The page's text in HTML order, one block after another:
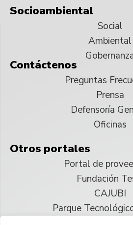
Socioambiental
Social
Ambiental
Contáctenos
Preguntas
Prensa
Defensoría
Oficinas
Otros portales
Portal de
Fundación
CAJUBI
Parque